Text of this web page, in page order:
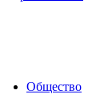
Общество